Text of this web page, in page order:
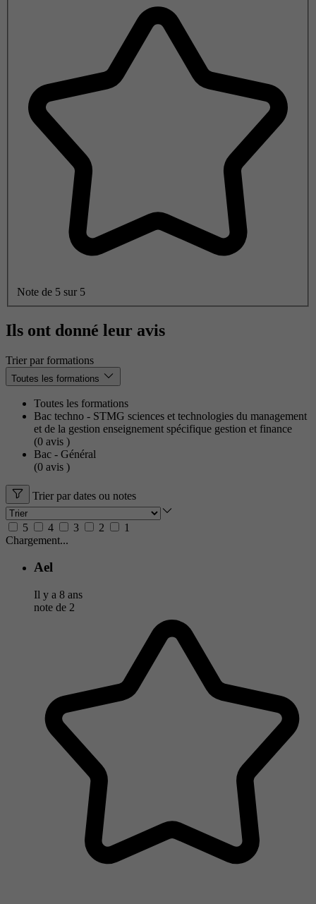
Note de 5 sur 5
Ils ont donné leur avis
Trier par formations
Toutes les formations
Toutes les formations
Bac techno - STMG sciences et technologies du management
et de la gestion enseignement spécifique gestion et finance
(0 avis )
Bac - Général
(0 avis )
Trier par dates ou notes
5 4 3 2
1
Chargement...
Ael
Il y a 8 ans
note de 2